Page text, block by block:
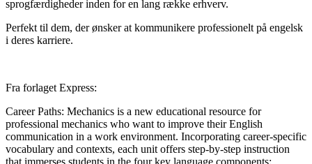
sprogfærdigheder inden for en lang række erhverv.
Perfekt til dem, der ønsker at kommunikere professionelt på engelsk
i deres karriere.
Fra forlaget Express:
Career Paths: Mechanics is a new educational resource for
professional mechanics who want to improve their English
communication in a work environment. Incorporating career-specific
vocabulary and contexts, each unit offers step-by-step instruction
that immerses students in the four key language components: